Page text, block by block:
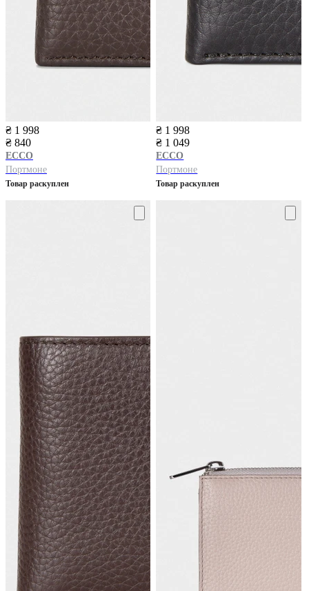
₴ 1 998
₴ 840
ECCO
Портмоне
Товар раскуплен
₴ 1 998
₴ 1 049
ECCO
Портмоне
Товар раскуплен